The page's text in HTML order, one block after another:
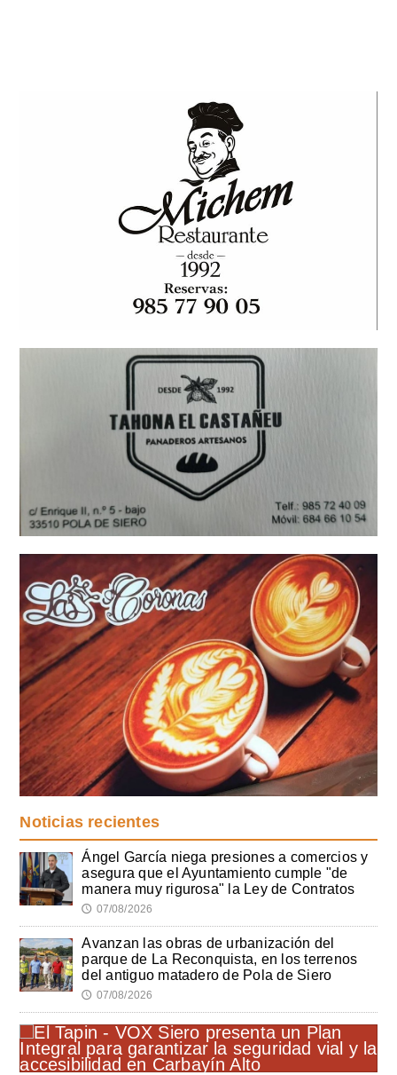
Noticias recientes
Ángel García niega presiones a comercios y
asegura que el Ayuntamiento cumple "de
manera muy rigurosa" la Ley de Contratos
🕔 07/08/2026
Avanzan las obras de urbanización del
parque de La Reconquista, en los terrenos
del antiguo matadero de Pola de Siero
🕔 07/08/2026